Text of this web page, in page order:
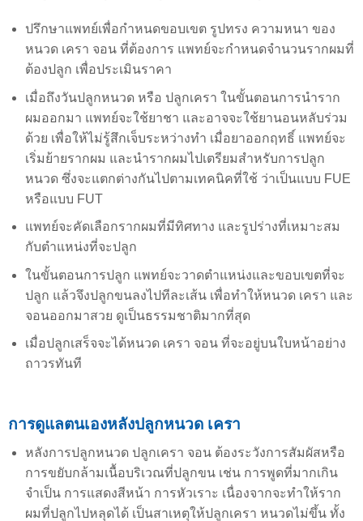
ปรึกษาแพทย์เพื่อกำหนดขอบเขต รูปทรง ความหนา ของ
หนวด เครา จอน ที่ต้องการ แพทย์จะกำหนดจำนวนรากผมที่
ต้องปลูก เพื่อประเมินราคา
เมื่อถึงวันปลูกหนวด หรือ ปลูกเครา ในขั้นตอนการนำราก
ผมออกมา แพทย์จะใช้ยาชา และอาจจะใช้ยานอนหลับร่วม
ด้วย เพื่อให้ไม่รู้สึกเจ็บระหว่างทำ เมื่อยาออกฤทธิ์ แพทย์จะ
เริ่มย้ายรากผม และนำรากผมไปเตรียมสำหรับการปลูก
หนวด ซึ่งจะแตกต่างกันไปตามเทคนิคที่ใช้ ว่าเป็นแบบ FUE
หรือแบบ FUT
แพทย์จะคัดเลือกรากผมที่มีทิศทาง และรูปร่างที่เหมาะสม
กับตำแหน่งที่จะปลูก
ในขั้นตอนการปลูก แพทย์จะวาดตำแหน่งและขอบเขตที่จะ
ปลูก แล้วจึงปลูกขนลงไปทีละเส้น เพื่อทำให้หนวด เครา และ
จอนออกมาสวย ดูเป็นธรรมชาติมากที่สุด
เมื่อปลูกเสร็จจะได้หนวด เครา จอน ที่จะอยู่บนใบหน้าอย่าง
ถาวรทันที
การดูแลตนเองหลังปลูกหนวด เครา
หลังการปลูกหนวด ปลูกเครา จอน ต้องระวังการสัมผัสหรือ
การขยับกล้ามเนื้อบริเวณที่ปลูกขน เช่น การพูดที่มากเกิน
จำเป็น การแสดงสีหน้า การหัวเราะ เนื่องจากจะทำให้ราก
ผมที่ปลูกไปหลุดได้ เป็นสาเหตุให้ปลูกเครา หนวดไม่ขึ้น ทั้ง